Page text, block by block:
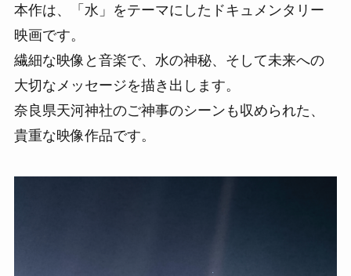
本作は、「水」をテーマにしたドキュメンタリー
映画です。
繊細な映像と音楽で、水の神秘、そして未来への
大切なメッセージを描き出します。
奈良県天河神社のご神事のシーンも収められた、
貴重な映像作品です。